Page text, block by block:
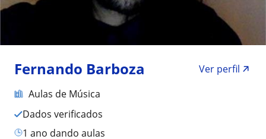
Fernando Barboza
Ver perfil
Aulas de Música
Dados verificados
1 ano dando aulas